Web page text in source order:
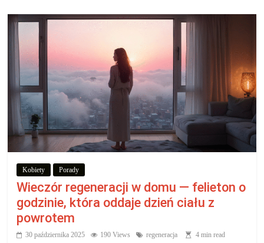
Kobiety Porady
Wieczór regeneracji w domu — felieton o
godzinie, która oddaje dzień ciału z
powrotem
30 października 2025 190 Views regeneracja 4 min read